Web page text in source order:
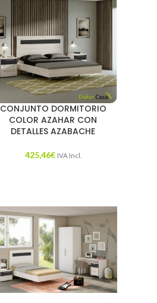
CONJUNTO DORMITORIO
COLOR AZAHAR CON
DETALLES AZABACHE
425,46€ IVA Incl.